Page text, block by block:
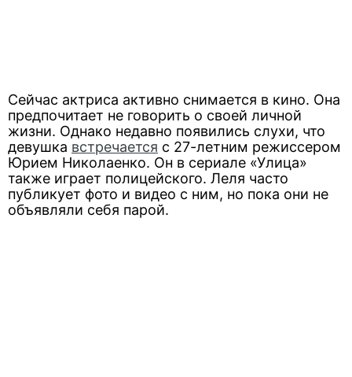
Сейчас актриса активно снимается в кино. Она
предпочитает не говорить о своей личной
жизни. Однако недавно появились слухи, что
девушка встречается с 27-летним режиссером
Юрием Николаенко. Он в сериале «Улица»
также играет полицейского. Леля часто
публикует фото и видео с ним, но пока они не
объявляли себя парой.